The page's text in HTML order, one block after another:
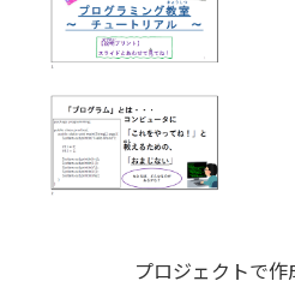
プロジェクトで